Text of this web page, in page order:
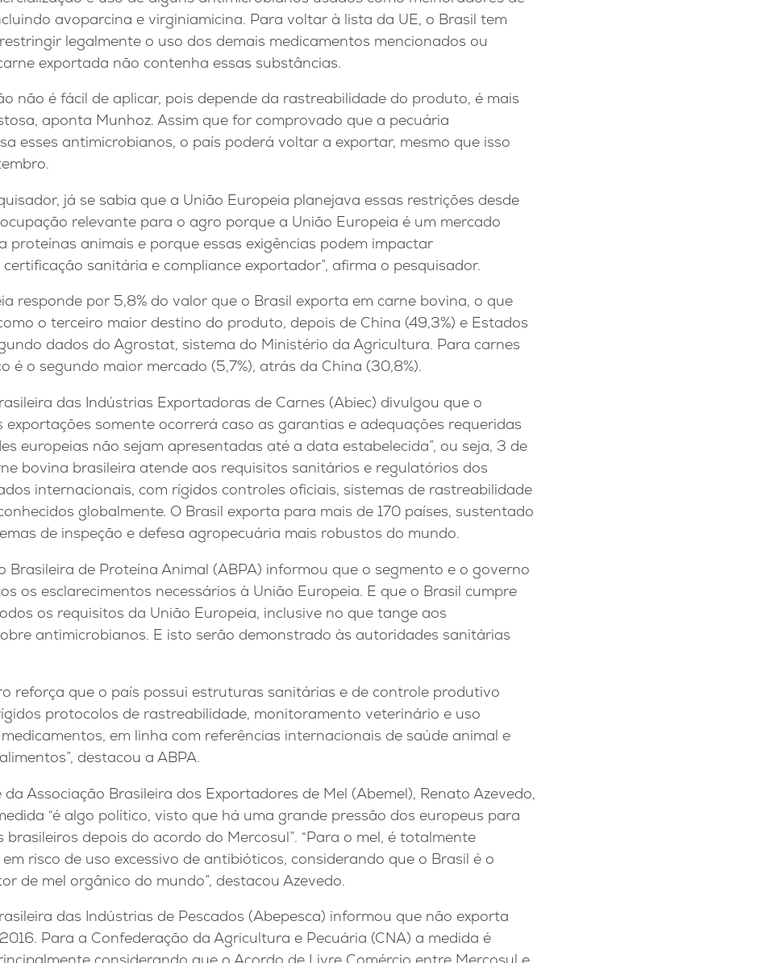
avoparcina e virginiamicina. Para voltar à lista da UE, o Brasil tem
legalmente o uso dos demais medicamentos mencionados ou
exportada não contenha essas substâncias.
não é fácil de aplicar, pois depende da rastreabilidade do produto, é mais
aponta Munhoz. Assim que for comprovado que a pecuária
esses antimicrobianos, o país poderá voltar a exportar, mesmo que isso
já se sabia que a União Europeia planejava essas restrições desde
relevante para o agro porque a União Europeia é um mercado
proteínas animais e porque essas exigências podem impactar
sanitária e compliance exportador”, afirma o pesquisador.
responde por 5,8% do valor que o Brasil exporta em carne bovina, o que
o terceiro maior destino do produto, depois de China (49,3%) e Estados
dados do Agrostat, sistema do Ministério da Agricultura. Para carnes
é o segundo maior mercado (5,7%), atrás da China (30,8%).
das Indústrias Exportadoras de Carnes (Abiec) divulgou que o
exportações somente ocorrerá caso as garantias e adequações requeridas
europeias não sejam apresentadas até a data estabelecida”, ou seja, 3 de
bovina brasileira atende aos requisitos sanitários e regulatórios dos
internacionais, com rígidos controles oficiais, sistemas de rastreabilidade
globalmente. O Brasil exporta para mais de 170 países, sustentado
de inspeção e defesa agropecuária mais robustos do mundo.
Brasileira de Proteína Animal (ABPA) informou que o segmento e o governo
os esclarecimentos necessários à União Europeia. E que o Brasil cumpre
os requisitos da União Europeia, inclusive no que tange aos
antimicrobianos. E isto serão demonstrado às autoridades sanitárias
reforça que o país possui estruturas sanitárias e de controle produtivo
protocolos de rastreabilidade, monitoramento veterinário e uso
em linha com referências internacionais de saúde animal e
destacou a ABPA.
Associação Brasileira dos Exportadores de Mel (Abemel), Renato Azevedo,
“é algo político, visto que há uma grande pressão dos europeus para
depois do acordo do Mercosul”. “Para o mel, é totalmente
risco de uso excessivo de antibióticos, considerando que o Brasil é o
de mel orgânico do mundo”, destacou Azevedo.
das Indústrias de Pescados (Abepesca) informou que não exporta
Para a Confederação da Agricultura e Pecuária (CNA) a medida é